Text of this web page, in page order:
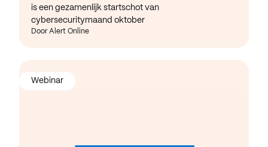
is een gezamenlijk startschot van
cybersecuritymaand oktober
Door Alert Online
Webinar